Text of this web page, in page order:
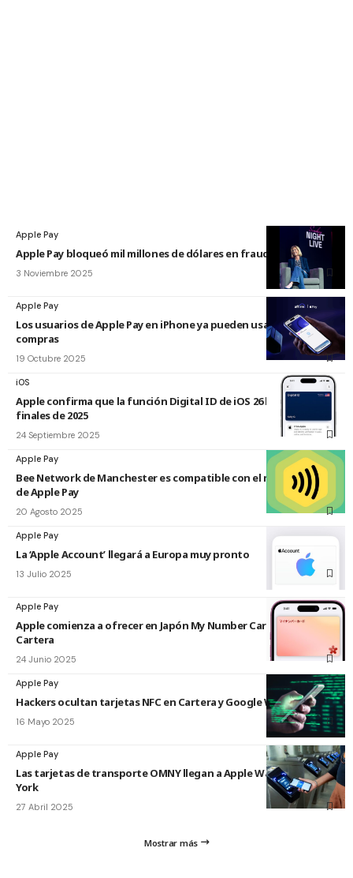
Apple Pay
Apple Pay bloqueó mil millones de dólares en fraude en 2024
3 Noviembre 2025
Apple Pay
Los usuarios de Apple Pay en iPhone ya pueden usar Affirm para
compras
19 Octubre 2025
iOS
Apple confirma que la función Digital ID de iOS 26 llegará a
finales de 2025
24 Septiembre 2025
Apple Pay
Bee Network de Manchester es compatible con el modo exprés
de Apple Pay
20 Agosto 2025
Apple Pay
La ‘Apple Account’ llegará a Europa muy pronto
13 Julio 2025
Apple Pay
Apple comienza a ofrecer en Japón My Number Card para
Cartera
24 Junio 2025
Apple Pay
Hackers ocultan tarjetas NFC en Cartera y Google Wallet
16 Mayo 2025
Apple Pay
Las tarjetas de transporte OMNY llegan a Apple Wallet en Nueva
York
27 Abril 2025
Mostrar más